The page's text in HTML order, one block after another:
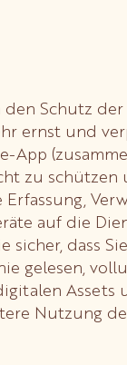
Schutz
ernst und
zu schützen
auf die
dass
gelesen,
Nutzung